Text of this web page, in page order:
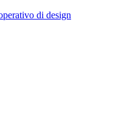
di design